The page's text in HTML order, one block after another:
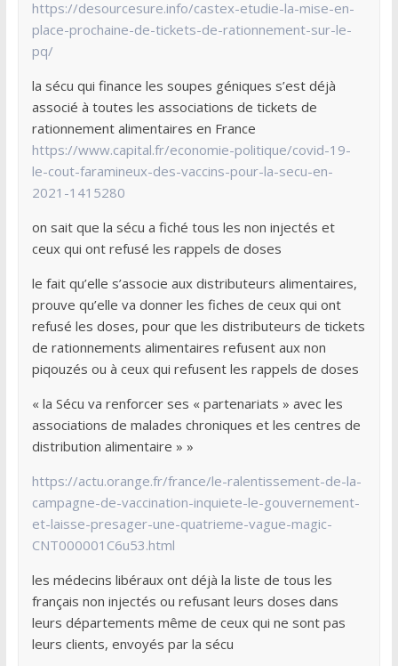
https://desourcesure.info/castex-etudie-la-mise-en-
place-prochaine-de-tickets-de-rationnement-sur-le-
pq/
la sécu qui finance les soupes géniques s’est déjà
associé à toutes les associations de tickets de
rationnement alimentaires en France
https://www.capital.fr/economie-politique/covid-19-
le-cout-faramineux-des-vaccins-pour-la-secu-en-
2021-1415280
on sait que la sécu a fiché tous les non injectés et
ceux qui ont refusé les rappels de doses
le fait qu’elle s’associe aux distributeurs alimentaires,
prouve qu’elle va donner les fiches de ceux qui ont
refusé les doses, pour que les distributeurs de tickets
de rationnements alimentaires refusent aux non
piqouzés ou à ceux qui refusent les rappels de doses
« la Sécu va renforcer ses « partenariats » avec les
associations de malades chroniques et les centres de
distribution alimentaire » »
https://actu.orange.fr/france/le-ralentissement-de-la-
campagne-de-vaccination-inquiete-le-gouvernement-
et-laisse-presager-une-quatrieme-vague-magic-
CNT000001C6u53.html
les médecins libéraux ont déjà la liste de tous les
français non injectés ou refusant leurs doses dans
leurs départements même de ceux qui ne sont pas
leurs clients, envoyés par la sécu